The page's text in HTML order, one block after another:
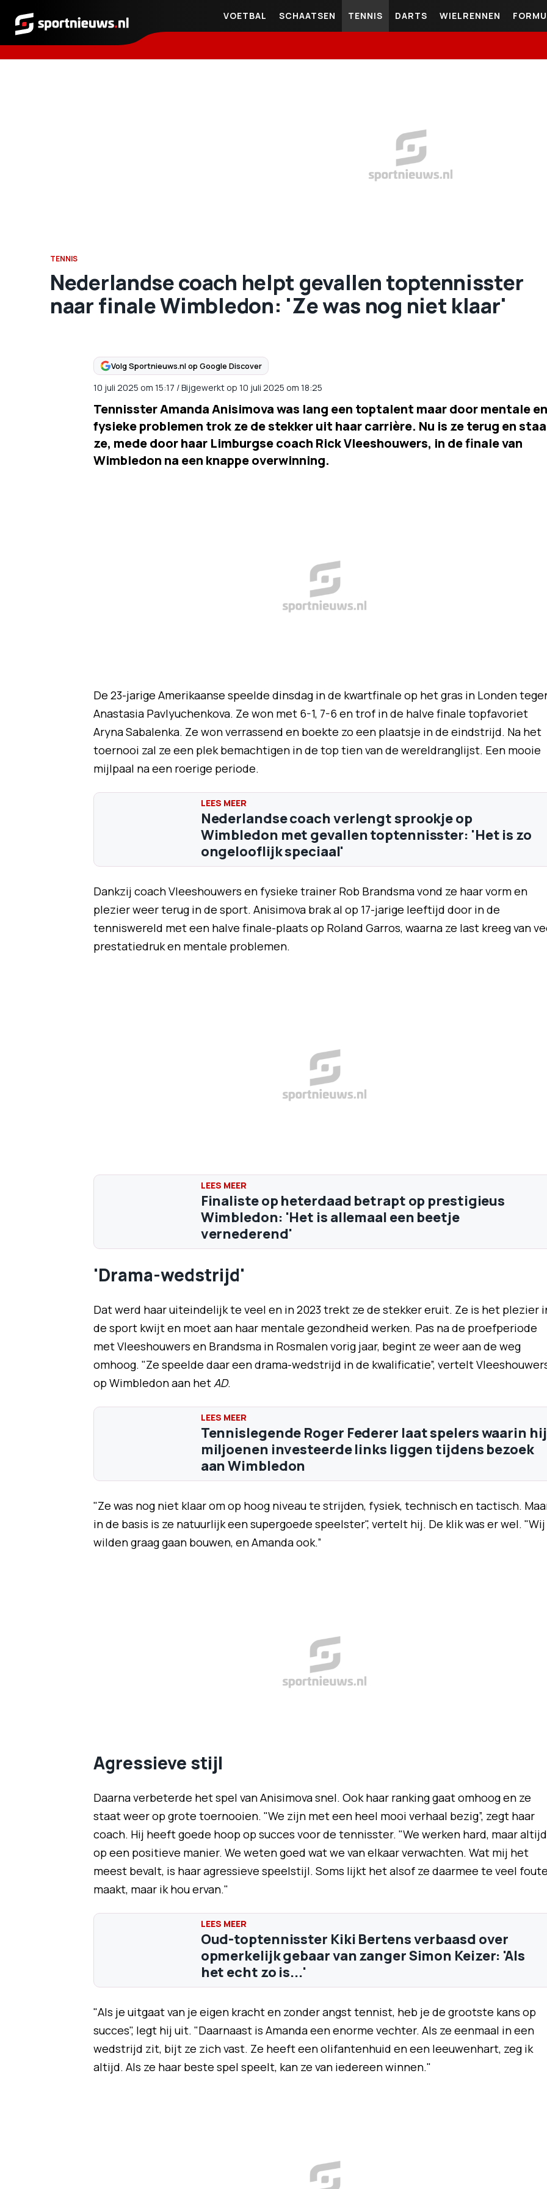
Sportnieuws.nl
VOETBAL SCHAATSEN TENNIS DARTS WIELRENNEN
TENNIS
Nederlandse coach helpt gevallen toptennisster
naar finale Wimbledon: 'Ze was nog niet klaar'
Volg Sportnieuws.nl op Google Discover
10 juli 2025 om 15:17 /Bijgewerkt op 10 juli 2025 om 18:25
Tennisster Amanda Anisimova was lang een toptalent maar door mentale en
fysieke problemen trok ze de stekker uit haar carrière. Nu is ze terug en
ze, mede door haar Limburgse coach Rick Vleeshouwers, in de finale van
Wimbledon na een knappe overwinning.
De 23-jarige Amerikaanse speelde dinsdag in de kwartfinale op het gras in Londen
Anastasia Pavlyuchenkova. Ze won met 6-1, 7-6 en trof in de halve finale topfavoriet
Aryna Sabalenka. Ze won verrassend en boekte zo een plaatsje in de eindstrijd. Na het
toernooi zal ze een plek bemachtigen in de top tien van de wereldranglijst. Een mooie
mijlpaal na een roerige periode.
Nederlandse coach verlengt sprookje op
Wimbledon met gevallen toptennisster: 'Het is zo
ongelooflijk speciaal'
Dankzij coach Vleeshouwers en fysieke trainer Rob Brandsma vond ze haar vorm en
plezier weer terug in de sport. Anisimova brak al op 17-jarige leeftijd door in de
tenniswereld met een halve finale-plaats op Roland Garros, waarna ze last kreeg van
prestatiedruk en mentale problemen.
Finaliste op heterdaad betrapt op prestigieus
Wimbledon: 'Het is allemaal een beetje
vernederend'
'Drama-wedstrijd'
Dat werd haar uiteindelijk te veel en in 2023 trekt ze de stekker eruit. Ze is het plezier
de sport kwijt en moet aan haar mentale gezondheid werken. Pas na de proefperiode
met Vleeshouwers en Brandsma in Rosmalen vorig jaar, begint ze weer aan de weg
omhoog. "Ze speelde daar een drama-wedstrijd in de kwalificatie”, vertelt
op Wimbledon aan hetAD.
Tennislegende Roger Federer laat spelers waarin hij
miljoenen investeerde links liggen tijdens bezoek
aan Wimbledon
"Ze was nog niet klaar om op hoog niveau te strijden, fysiek, technisch en tactisch.
in de basis is ze natuurlijk een supergoede speelster", vertelt hij. De klik was er wel. "Wij
wilden graag gaan bouwen, en Amanda ook.”
Agressieve stijl
Daarna verbeterde het spel van Anisimova snel. Ook haar ranking gaat omhoog en ze
staat weer op grote toernooien. "We zijn met een heel mooi verhaal bezig”, zegt haar
coach. Hij heeft goede hoop op succes voor de tennisster. "We werken hard, maar altijd
op een positieve manier. We weten goed wat we van elkaar verwachten. Wat mij het
meest bevalt, is haar agressieve speelstijl. Soms lijkt het alsof ze daarmee te veel
maakt, maar ik hou ervan."
Oud-toptennisster Kiki Bertens verbaasd over
opmerkelijk gebaar van zanger Simon Keizer: 'Als
het echt zo is...'
"Als je uitgaat van je eigen kracht en zonder angst tennist, heb je de grootste kans op
succes", legt hij uit. "Daarnaast is Amanda een enorme vechter. Als ze eenmaal in een
wedstrijd zit, bijt ze zich vast. Ze heeft een olifantenhuid en een leeuwenhart, zeg ik
altijd. Als ze haar beste spel speelt, kan ze van iedereen winnen."